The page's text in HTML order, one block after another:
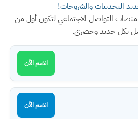
التحديثات والشروحات!
منصات التواصل الاجتماعي لتكون أول من
بكل جديد وحصري.
انضم الآن
انضم الآن